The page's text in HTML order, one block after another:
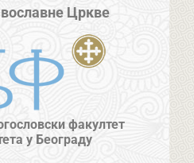
Цркве
факултет
у Београду